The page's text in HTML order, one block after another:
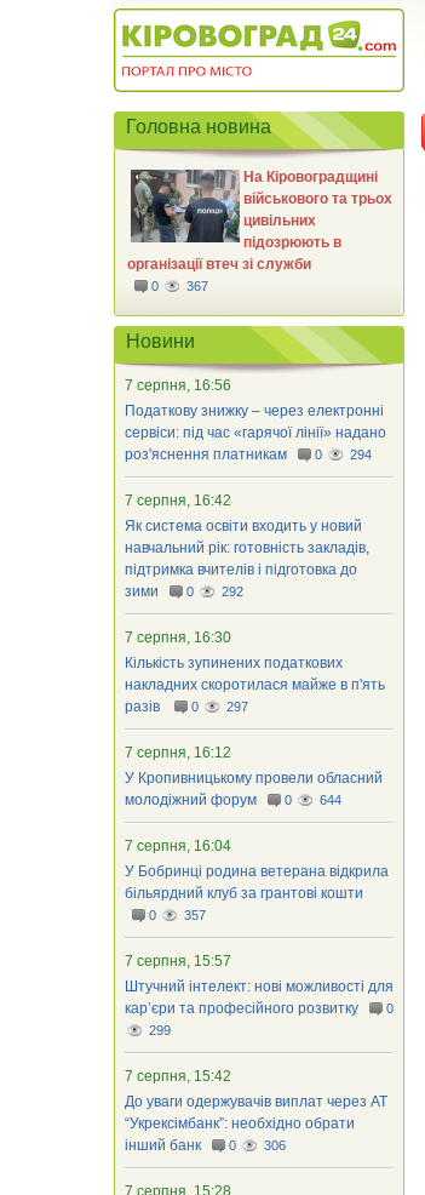
Головна новина
На Кіровоградщині
військового та трьох
цивільних
підозрюють в
організації втеч зі служби
0 367
Новини
7 серпня, 16:56
Податкову знижку – через електронні
сервіси: під час «гарячої лінії» надано
роз'яснення платникам
0 294
7 серпня, 16:42
Як система освіти входить у новий
навчальний рік: готовність закладів,
підтримка вчителів і підготовка до
зими
0 292
7 серпня, 16:30
Кількість зупинених податкових
накладних скоротилася майже в п'ять
разів
0 297
7 серпня, 16:12
У Кропивницькому провели обласний
молодіжний форум
0 644
7 серпня, 16:04
У Бобринці родина ветерана відкрила
більярдний клуб за грантові кошти
0 357
7 серпня, 15:57
Штучний інтелект: нові можливості для
кар’єри та професійного розвитку
0
299
7 серпня, 15:42
До уваги одержувачів виплат через АТ
“Укрексімбанк”: необхідно обрати
інший банк
0 306
7 серпня, 15:28